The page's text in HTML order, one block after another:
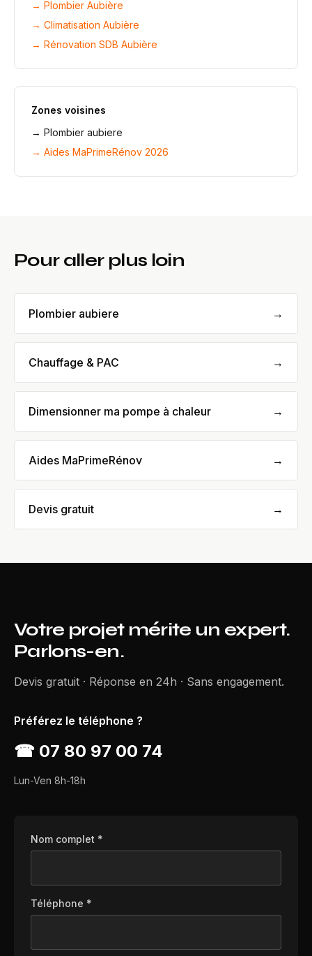
→ Plombier Aubière
→ Climatisation Aubière
→ Rénovation SDB Aubière
Zones voisines
→ Plombier aubiere
→ Aides MaPrimeRénov 2026
Pour aller plus loin
Plombier aubiere →
Chauffage & PAC →
Dimensionner ma pompe à chaleur →
Aides MaPrimeRénov →
Devis gratuit →
Votre projet mérite un expert.
Parlons-en.
Devis gratuit · Réponse en 24h · Sans engagement.
Préférez le téléphone ?
☎ 07 80 97 00 74
Lun-Ven 8h-18h
Nom complet *
Téléphone *